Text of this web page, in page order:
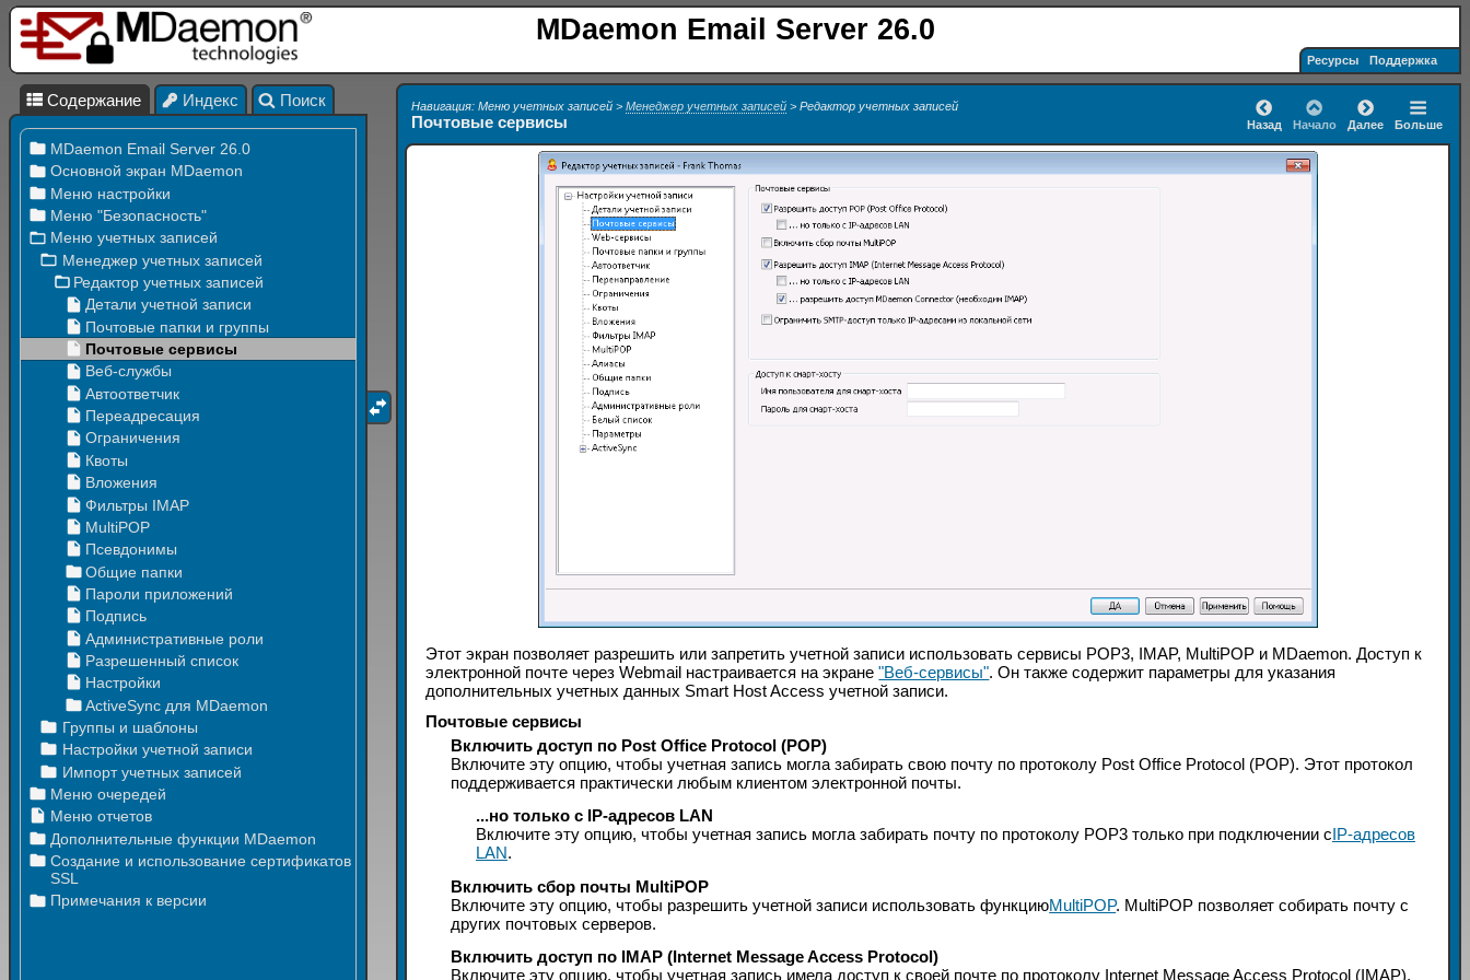
MDaemon Email Server 26.0
Ресурсы Поддержка
Навигация: Меню учетных записей >Менеджер учетных записей > Редактор учетных записей
Почтовые сервисы Назад Начало Далее Больше
Этот экран позволяет разрешить или запретить учетной записи использовать сервисы POP3, IMAP, MultiPOP и MDaemon. Доступ к
электронной почте через Webmail настраивается на экране"Веб-сервисы". Он также содержит параметры для указания
дополнительных учетных данных Smart Host Access учетной записи.
Почтовые сервисы
Включить доступ по Post Office Protocol (POP)
Включите эту опцию, чтобы учетная запись могла забирать свою почту по протоколу Post Office Protocol (POP). Этот протокол
поддерживается практически любым клиентом электронной почты.
...но только с IP-адресов LAN
Включите эту опцию, чтобы учетная запись могла забирать почту по протоколу POP3 только при подключении сIP-адресов
LAN.
Включить сбор почты MultiPOP
Включите эту опцию, чтобы разрешить учетной записи использовать функциюMultiPOP. MultiPOP позволяет собирать почту с
других почтовых серверов.
Включить доступ по IMAP (Internet Message Access Protocol)
Включите эту опцию, чтобы учетная запись имела доступ к своей почте по протоколу Internet Message Access Protocol (IMAP).
Содержание Индекс Поиск